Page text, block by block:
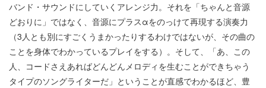
バンド・サウンドにしていくアレンジ力。それを「ちゃんと音源
どおりに」ではなく、音源にプラスαをのっけて再現する演奏力
（3人とも別にすごくうまかったりするわけではないが、その曲の
ことを身体でわかっているプレイをする）。そして、「あ、この
人、コードさえあればどんどんメロディを生むことができちゃう
タイプのソングライターだ」ということが直感でわかるほど、豊